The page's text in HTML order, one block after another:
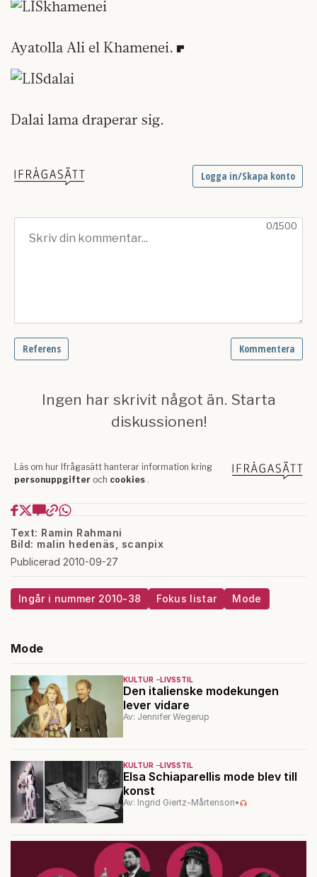
Ayatolla Ali el Khamenei.
Dalai lama draperar sig.
Text: Ramin Rahmani
Bild: malin hedenäs, scanpix
Publicerad 2010-09-27
Ingår i nummer 2010-38 Fokus listar Mode
Mode
KULTUR LIVSSTIL
Den italienske modekungen
lever vidare
Av: Jennifer Wegerup
KULTUR LIVSSTIL
Elsa Schiaparellis mode blev till
konst
Av: Ingrid Giertz-Mårtenson•